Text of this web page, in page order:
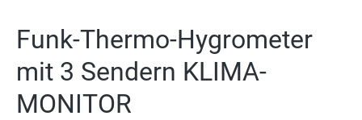
Funk-Thermo-Hygrometer
mit 3 Sendern KLIMA-
MONITOR